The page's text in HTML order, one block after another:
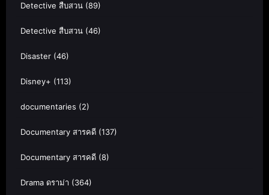
Detective สืบสวน (89)
Detective สืบสวน (46)
Disaster (46)
Disney+ (113)
documentaries (2)
Documentary สารคดี (137)
Documentary สารคดี (8)
Drama ดราม่า (364)